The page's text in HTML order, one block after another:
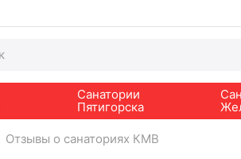
Санатории
Пятигорска
Отзывы о санаториях КМВ